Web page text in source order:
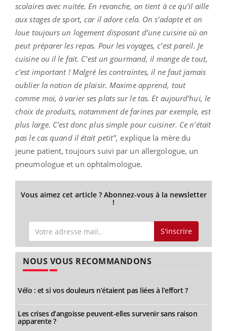
scolaires avec nuitée. En revanche, on tient à ce qu’il aille
aux stages de sport, car il adore cela. On s’adapte et on
loue toujours un logement disposant d’une cuisine où on
peut préparer les repas. Pour les voyages, c’est pareil. Je
cuisine ou il le fait. C’est un gourmand, il mange de tout,
c’est important ! Malgré les contraintes, il ne faut jamais
oublier la notion de plaisir. Maxime apprend, tout
comme moi, à varier ses plats sur le tas. Et aujourd’hui, le
choix de produits, notamment de farines par exemple, est
plus large. C’est donc plus simple pour cuisiner. Ce n’était
pas le cas quand il était petit", explique la mère du
jeune patient, toujours suivi par un allergologue, un
pneumologue et un ophtalmologue.
Vous aimez cet article ? Abonnez-vous à la newsletter
!
S'inscrire
NOUS VOUS RECOMMANDONS
Vélo : et si vos douleurs n’étaient pas liées à l’effort ?
Les crises d’angoisse peuvent-elles survenir sans raison
apparente ?